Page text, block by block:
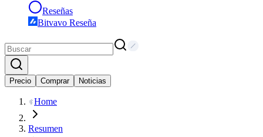
Reseñas
Bitvavo Reseña
Precio Comprar Noticias
Home
Resumen